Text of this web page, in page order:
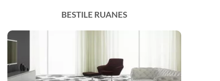
BESTILE RUANES